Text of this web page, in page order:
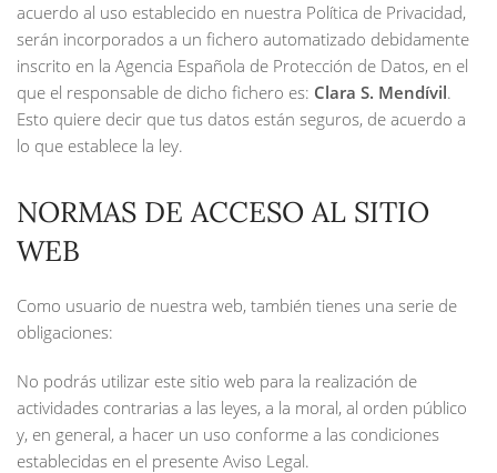
acuerdo al uso establecido en nuestra Política de Privacidad,
serán incorporados a un fichero automatizado debidamente
inscrito en la Agencia Española de Protección de Datos, en el
que el responsable de dicho fichero es: Clara S. Mendívil.
Esto quiere decir que tus datos están seguros, de acuerdo a
lo que establece la ley.
NORMAS DE ACCESO AL SITIO
WEB
Como usuario de nuestra web, también tienes una serie de
obligaciones:
No podrás utilizar este sitio web para la realización de
actividades contrarias a las leyes, a la moral, al orden público
y, en general, a hacer un uso conforme a las condiciones
establecidas en el presente Aviso Legal.